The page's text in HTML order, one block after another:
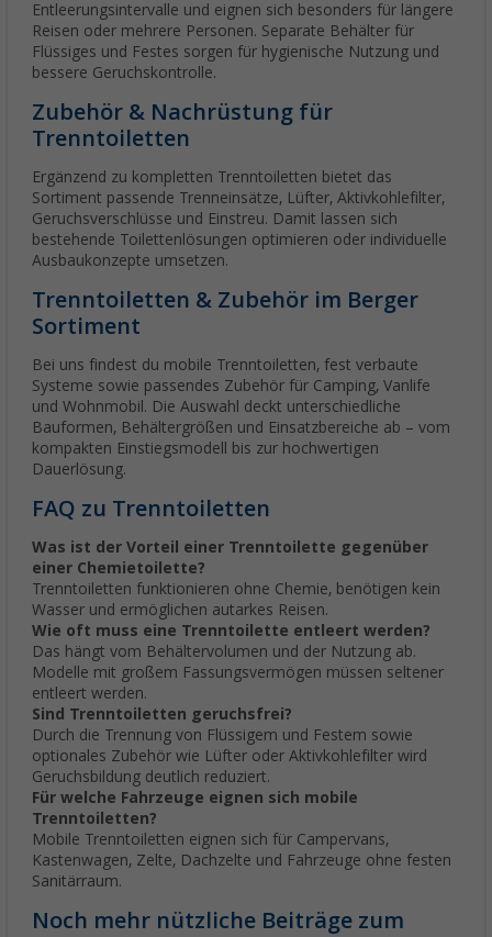
Entleerungsintervalle und eignen sich besonders für längere
Reisen oder mehrere Personen. Separate Behälter für
Flüssiges und Festes sorgen für hygienische Nutzung und
bessere Geruchskontrolle.
Zubehör & Nachrüstung für
Trenntoiletten
Ergänzend zu kompletten Trenntoiletten bietet das
Sortiment passende Trenneinsätze, Lüfter, Aktivkohlefilter,
Geruchsverschlüsse und Einstreu. Damit lassen sich
bestehende Toilettenlösungen optimieren oder individuelle
Ausbaukonzepte umsetzen.
Trenntoiletten & Zubehör im Berger
Sortiment
Bei uns findest du mobile Trenntoiletten, fest verbaute
Systeme sowie passendes Zubehör für Camping, Vanlife
und Wohnmobil. Die Auswahl deckt unterschiedliche
Bauformen, Behältergrößen und Einsatzbereiche ab – vom
kompakten Einstiegsmodell bis zur hochwertigen
Dauerlösung.
FAQ zu Trenntoiletten
Was ist der Vorteil einer Trenntoilette gegenüber
einer Chemietoilette?
Trenntoiletten funktionieren ohne Chemie, benötigen kein
Wasser und ermöglichen autarkes Reisen.
Wie oft muss eine Trenntoilette entleert werden?
Das hängt vom Behältervolumen und der Nutzung ab.
Modelle mit großem Fassungsvermögen müssen seltener
entleert werden.
Sind Trenntoiletten geruchsfrei?
Durch die Trennung von Flüssigem und Festem sowie
optionales Zubehör wie Lüfter oder Aktivkohlefilter wird
Geruchsbildung deutlich reduziert.
Für welche Fahrzeuge eignen sich mobile
Trenntoiletten?
Mobile Trenntoiletten eignen sich für Campervans,
Kastenwagen, Zelte, Dachzelte und Fahrzeuge ohne festen
Sanitärraum.
Noch mehr nützliche Beiträge zum